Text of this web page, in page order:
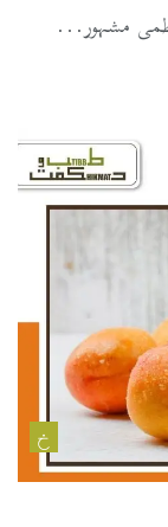
مشہور...
خ